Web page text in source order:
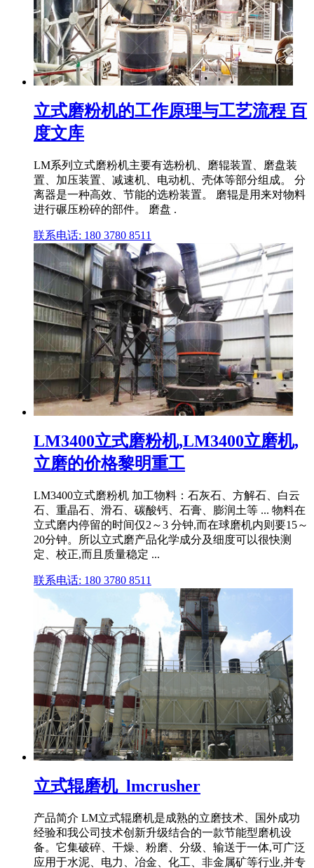
立式磨粉机的工作原理与工艺流程 百
度文库
LM系列立式磨粉机主要有选粉机、磨辊装置、磨盘装
置、加压装置、减速机、电动机、壳体等部分组成。 分
离器是一种高效、节能的选粉装置。 磨辊是用来对物料
进行碾压粉碎的部件。 磨盘 .
联系电话: 180 3780 8511
LM3400立式磨粉机,LM3400立磨机,
立磨的价格黎明重工
LM3400立式磨粉机 加工物料：石灰石、方解石、白云
石、重晶石、滑石、碳酸钙、石膏、膨润土等 ... 物料在
立式磨内停留的时间仅2～3 分钟,而在球磨机内则要15～
20分钟。所以立式磨产品化学成分及细度可以很快测
定、校正,而且质量稳定 ...
联系电话: 180 3780 8511
立式辊磨机_lmcrusher
产品简介 LM立式辊磨机是成熟的立磨技术、国外成功
经验和我公司技术创新升级结合的一款节能型磨机设
备。它集破碎、干燥、粉磨、分级、输送于一体,可广泛
应用于水泥、电力、冶金、化工、非金属矿等行业,并专